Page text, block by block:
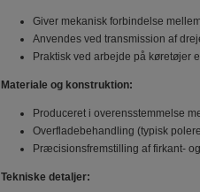
Giver mekanisk forbindelse
Anvendes ved transmission af
Praktisk ved arbejde på
Materiale og konstruktion:
Produceret i overensstemmelse
Overfladebehandling (typisk
Præcisionsfremstilling af firkant-
Tekniske detaljer: